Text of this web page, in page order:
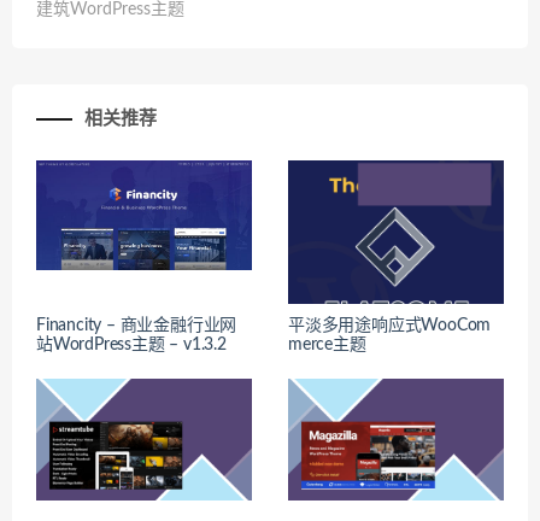
建筑WordPress主题
相关推荐
Financity – 商业金融行业网
站WordPress主题 – v1.3.2
平淡多用途响应式WooCom
merce主题